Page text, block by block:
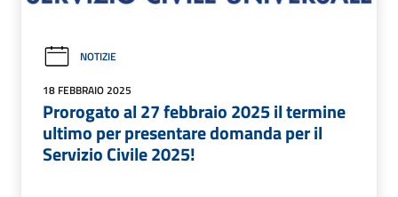
NOTIZIE
18 FEBBRAIO 2025
Prorogato al 27 febbraio 2025 il termine
ultimo per presentare domanda per il
Servizio Civile 2025!